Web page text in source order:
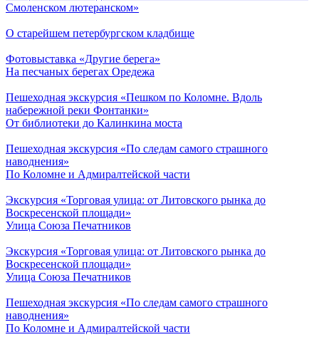
Смоленском лютеранском»
О старейшем петербургском кладбище
Фотовыставка «Другие берега»
На песчаных берегах Оредежа
Пешеходная экскурсия «Пешком по Коломне. Вдоль
набережной реки Фонтанки»
От библиотеки до Калинкина моста
Пешеходная экскурсия «По следам самого страшного
наводнения»
По Коломне и Адмиралтейской части
Экскурсия «Торговая улица: от Литовского рынка до
Воскресенской площади»
Улица Союза Печатников
Экскурсия «Торговая улица: от Литовского рынка до
Воскресенской площади»
Улица Союза Печатников
Пешеходная экскурсия «По следам самого страшного
наводнения»
По Коломне и Адмиралтейской части